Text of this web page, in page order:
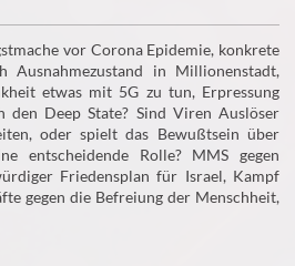
vor Corona Epidemie, konkrete
Ausnahmezustand in Millionenstadt,
etwas mit 5G zu tun, Erpressung
den Deep State? Sind Viren Auslöser
oder spielt das Bewußtsein über
entscheidende Rolle? MMS gegen
Friedensplan für Israel, Kampf
gegen die Befreiung der Menschheit,